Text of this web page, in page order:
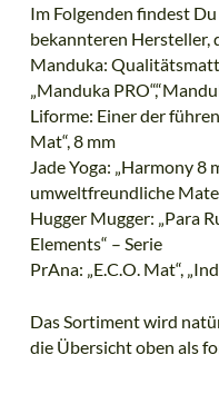
Im Folgenden findest
bekannteren Hersteller,
Manduka:
„Manduka
Liforme: Einer der
Mat“, 8 mm
Jade Yoga: „Harmony
umweltfreundliche
Hugger Mugger: „Para
Elements“ – Serie
PrAna: „E.C.O. Mat“,
Das Sortiment wird
die Übersicht oben als